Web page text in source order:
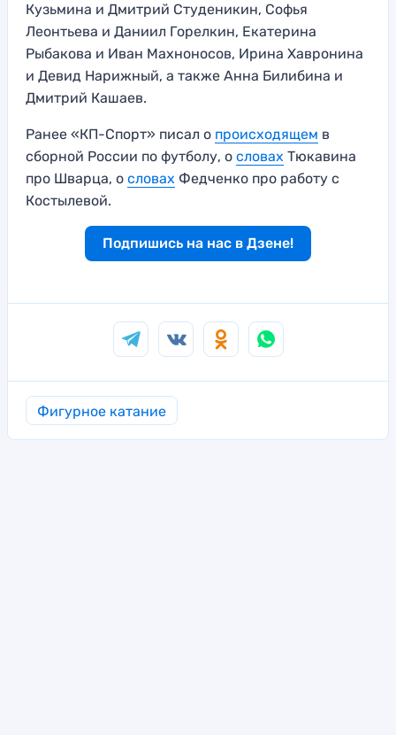
Кузьмина и Дмитрий Студеникин, Софья
Леонтьева и Даниил Горелкин, Екатерина
Рыбакова и Иван Махноносов, Ирина Хавронина
и Девид Нарижный, а также Анна Билибина и
Дмитрий Кашаев.
Ранее «КП-Спорт» писал о происходящем в
сборной России по футболу, о словах Тюкавина
про Шварца, о словах Федченко про работу с
Костылевой.
Подпишись на нас в Дзене!
Фигурное катание